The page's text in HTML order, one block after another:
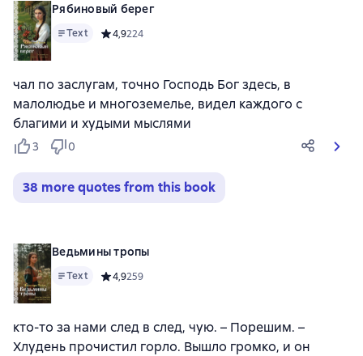
Рябиновый берег
Text Средний рейтинг 4,9 на основе 224 оценок
4,9224
чал по заслугам, точно Господь Бог здесь, в
малолюдье и многоземелье, видел каждого с
благими и худыми мыслями
3 0
38 more quotes from this book
Ведьмины тропы
Text Средний рейтинг 4,9 на основе 259 оценок
4,9259
кто-то за нами след в след, чую. – Порешим. –
Хлудень прочистил горло. Вышло громко, и он